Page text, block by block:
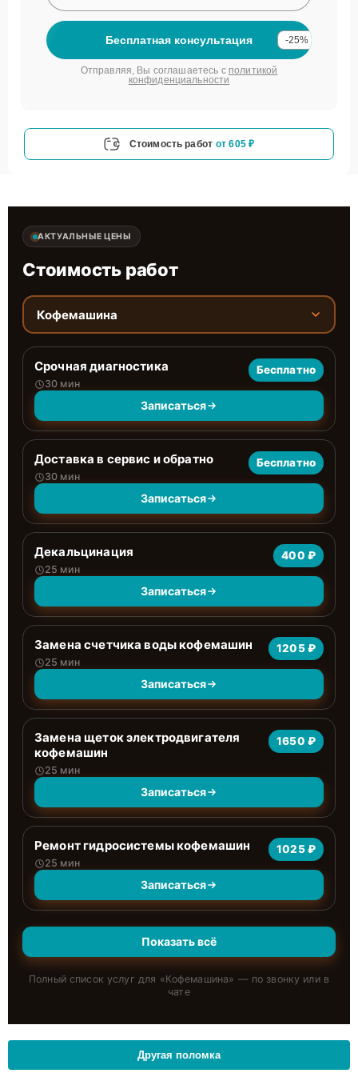
Бесплатная консультация -25%
Отправляя, Вы соглашаетесь с политикой
конфиденциальности
Стоимость работ от 605 ₽
АКТУАЛЬНЫЕ ЦЕНЫ
Стоимость работ
Кофемашина
Срочная диагностика
30 мин
Бесплатно
Записаться
Доставка в сервис и обратно
30 мин
Бесплатно
Записаться
Декальцинация
25 мин
400 ₽
Записаться
Замена счетчика воды кофемашин
25 мин
1205 ₽
Записаться
Замена щеток электродвигателя
кофемашин
25 мин
1650 ₽
Записаться
Ремонт гидросистемы кофемашин
25 мин
1025 ₽
Записаться
Показать всё
Полный список услуг для «Кофемашина» — по звонку или в
чате
Другая поломка